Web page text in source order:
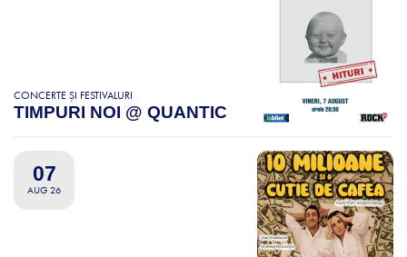
CONCERTE ȘI FESTIVALURI
TIMPURI NOI @ QUANTIC
07
AUG 26